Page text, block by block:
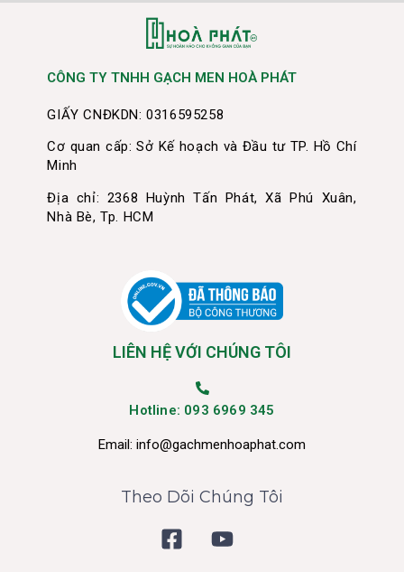
CÔNG TY TNHH GẠCH MEN HOÀ PHÁT
GIẤY CNĐKDN: 0316595258
Cơ quan cấp: Sở Kế hoạch và Đầu tư TP. Hồ Chí
Minh
Địa chỉ: 2368 Huỳnh Tấn Phát, Xã Phú Xuân,
Nhà Bè, Tp. HCM
LIÊN HỆ VỚI CHÚNG TÔI
Hotline: 093 6969 345
Email: info@gachmenhoaphat.com
Theo Dõi Chúng Tôi